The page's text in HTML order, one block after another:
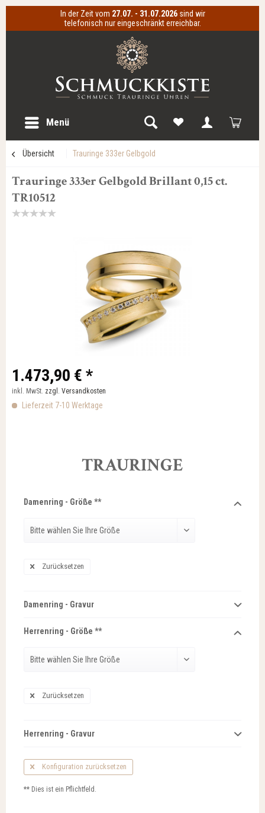
In der Zeit vom 27.07. - 31.07.2026 sind wir
telefonisch nur eingeschränkt erreichbar.
Menü
Übersicht Trauringe 333er Gelbgold
Trauringe 333er Gelbgold Brillant 0,15 ct.
TR10512
1.473,90 € *
inkl. MwSt. zzgl. Versandkosten
Lieferzeit 7-10 Werktage
TRAURINGE
Damenring - Größe **
Zurücksetzen
Damenring - Gravur
Herrenring - Größe **
Zurücksetzen
Herrenring - Gravur
Konfiguration zurücksetzen
** Dies ist ein Pflichtfeld.